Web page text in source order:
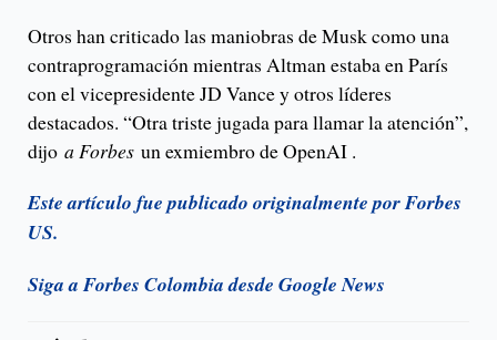
Otros han criticado las maniobras de Musk como una
contraprogramación mientras Altman estaba en París
con el vicepresidente JD Vance y otros líderes
destacados. “Otra triste jugada para llamar la atención”,
dijo a Forbes un exmiembro de OpenAI .
Este artículo fue publicado originalmente por Forbes
US.
Siga a Forbes Colombia desde Google News